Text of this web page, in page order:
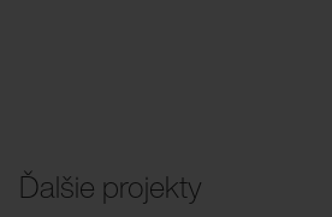
Ďalšie projekty